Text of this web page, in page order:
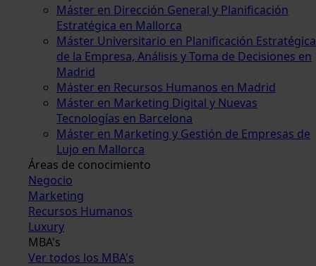
Máster en Dirección General y Planificación
Estratégica en Mallorca
Máster Universitario en Planificación Estratégica
de la Empresa, Análisis y Toma de Decisiones en
Madrid
Máster en Recursos Humanos en Madrid
Máster en Marketing Digital y Nuevas
Tecnologías en Barcelona
Máster en Marketing y Gestión de Empresas de
Lujo en Mallorca
Áreas de conocimiento
Negocio
Marketing
Recursos Humanos
Luxury
MBA's
Ver todos los MBA's